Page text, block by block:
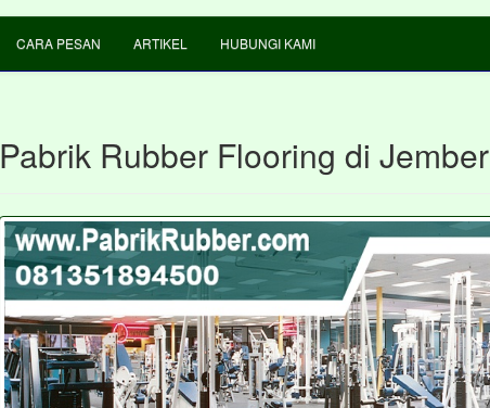
CARA PESAN ARTIKEL HUBUNGI KAMI
Pabrik Rubber Flooring di Jember